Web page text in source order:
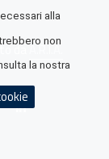
daA.R.I.A.
alla
non
la nostra